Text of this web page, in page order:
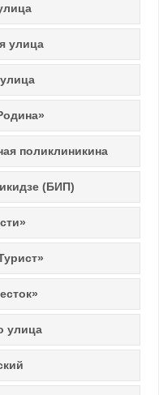
улица
поликлиникина
(БИП)
улица